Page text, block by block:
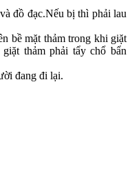
đồ đạc.Nếu bị thì phải lau
bề mặt thảm trong khi giặt
thảm phải tẩy chổ bẩn
đang đi lại.